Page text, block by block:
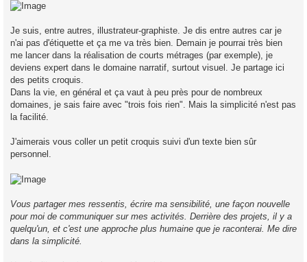
n
o
u
Je suis, entre autres, illustrateur-graphiste. Je dis entre autres car je
n'ai pas d'étiquette et ça me va très bien. Demain je pourrai très bien
me lancer dans la réalisation de courts métrages (par exemple), je
deviens expert dans le domaine narratif, surtout visuel. Je partage ici
des petits croquis.
Dans la vie, en général et ça vaut à peu près pour de nombreux
domaines, je sais faire avec "trois fois rien". Mais la simplicité n'est pas
la facilité.
J'aimerais vous coller un petit croquis suivi d'un texte bien sûr
personnel.
Vous partager mes ressentis, écrire ma sensibilité, une façon nouvelle
pour moi de communiquer sur mes activités. Derrière des projets, il y a
quelqu'un, et c'est une approche plus humaine que je raconterai. Me dire
dans la simplicité.